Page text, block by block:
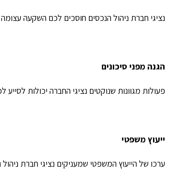
נציגי חברת ניהול הנכסים חוסכים לכם השקעה
הגנה מפני סיכונים
פעולות מגוונות שנוקטים נציגי החברה יכולות
ייעוץ משפטי
ערכו של הייעוץ המשפטי שמעניקים נציגי חברת